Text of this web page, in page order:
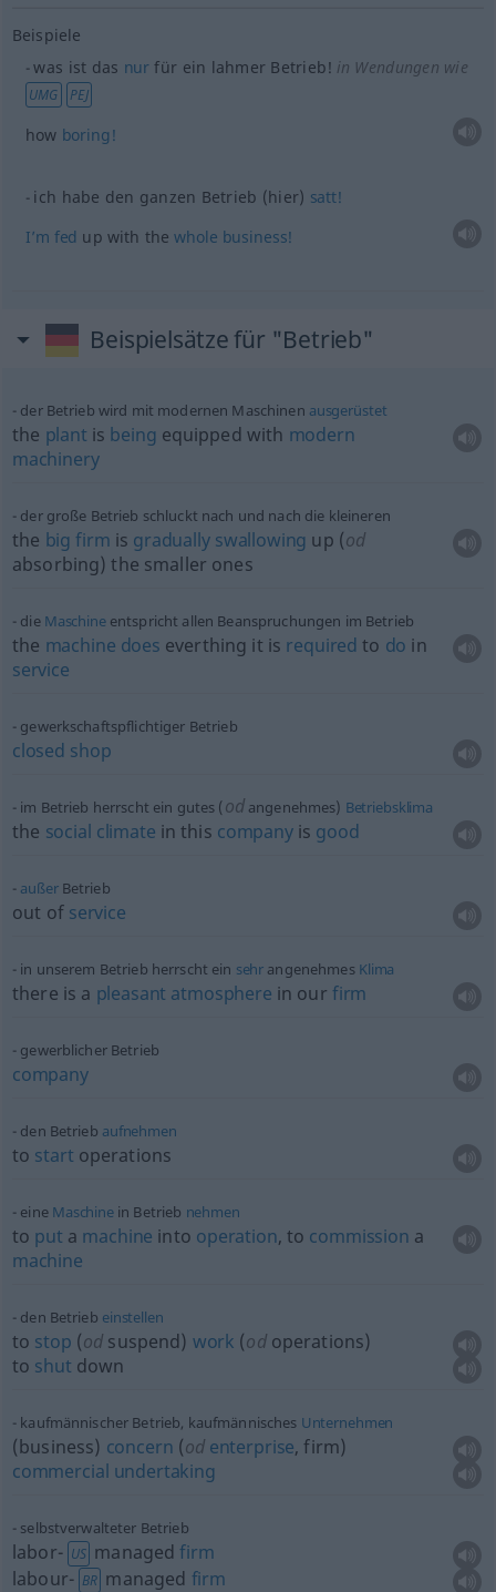
Beispiele
was ist das nur für ein lahmer Betrieb! in Wendungen wie
UMG PEJ
how boring!
ich habe den ganzen Betrieb (hier) satt!
I’m fed up with thewhole business!
Beispielsätze für "Betrieb"
der Betrieb wird mit modernen Maschinen ausgerüstet
the plant is being equipped with modern
machinery
der große Betrieb schluckt nach und nach die kleineren
the big firm is gradually swallowing up (od
absorbing) the smaller ones
die Maschineentspricht allen Beanspruchungen im Betrieb
the machine does everthing it is required to do in
service
gewerkschaftspflichtiger Betrieb
closed shop
im Betrieb herrscht ein gutes (odangenehmes) Betriebsklima
the social climate in this companyis good
außerBetrieb
out of service
in unserem Betrieb herrscht ein sehr angenehmes Klima
there is a pleasant atmosphere in our firm
gewerblicher Betrieb
company
den Betrieb aufnehmen
to start operations
eine Maschinein Betrieb nehmen
to put a machine into operation, to commission a
machine
den Betrieb einstellen
to stop (od suspend) work (odoperations)
to shut down
kaufmännischer Betrieb, kaufmännisches Unternehmen
(business) concern (odenterprise, firm)
commercial undertaking
selbstverwalteter Betrieb
labor- US managedfirm
labour- BR managed firm